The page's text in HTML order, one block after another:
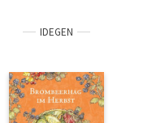
IDEGEN